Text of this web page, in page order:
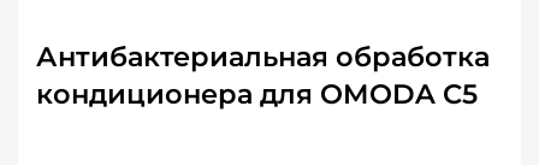
Антибактериальная обработка
кондиционера для OMODA C5